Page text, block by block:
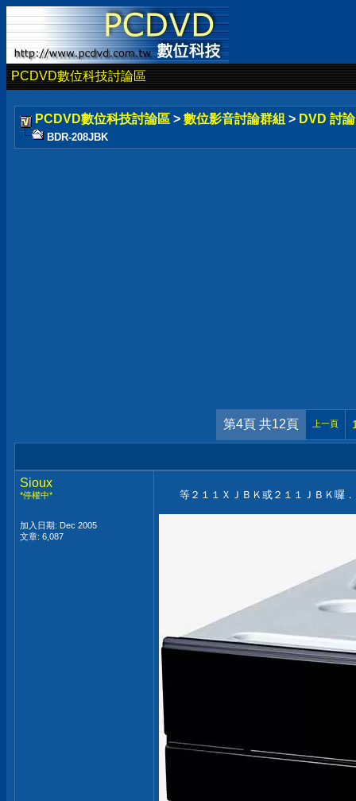
PCDVD數位科技討論區
PCDVD數位科技討論區 > 數位影音討論群組 > DVD 討
BDR-208JBK
第4頁 共12頁 上一頁
Sioux
*停權中*
加入日期: Dec 2005
文章: 6,087
等２１１ＸＪＢＫ或２１１ＪＢＫ囉．